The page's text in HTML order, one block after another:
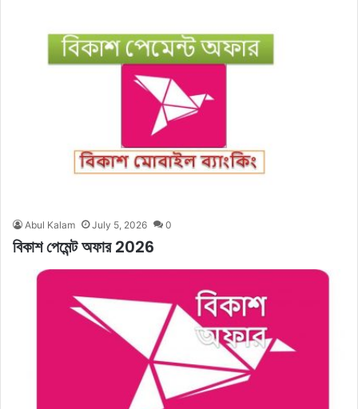
Abul Kalam July 5, 2026 0
বিকাশ পেমেন্ট অফার 2026